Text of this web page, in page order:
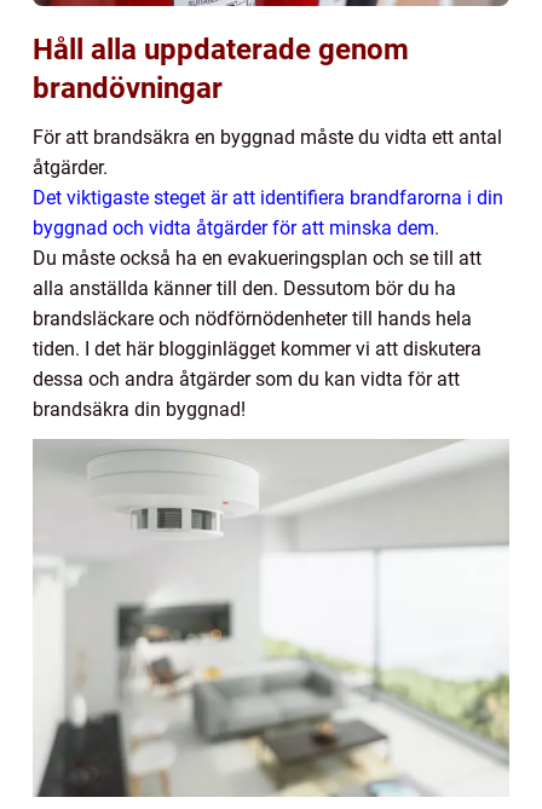
Håll alla uppdaterade genom
brandövningar
För att brandsäkra en byggnad måste du vidta ett antal
åtgärder.
Det viktigaste steget är att identifiera brandfarorna i din
byggnad och vidta åtgärder för att minska dem.
Du måste också ha en evakueringsplan och se till att
alla anställda känner till den. Dessutom bör du ha
brandsläckare och nödförnödenheter till hands hela
tiden. I det här blogginlägget kommer vi att diskutera
dessa och andra åtgärder som du kan vidta för att
brandsäkra din byggnad!